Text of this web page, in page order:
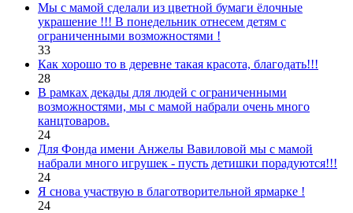
Мы с мамой сделали из цветной бумаги ёлочные
украшение !!! В понедельник отнесем детям с
ограниченными возможностями !
33
Как хорошо то в деревне такая красота, благодать!!!
28
В рамках декады для людей с ограниченными
возможностями, мы с мамой набрали очень много
канцтоваров.
24
Для Фонда имени Анжелы Вавиловой мы с мамой
набрали много игрушек - пусть детишки порадуются!!!
24
Я снова участвую в благотворительной ярмарке !
24